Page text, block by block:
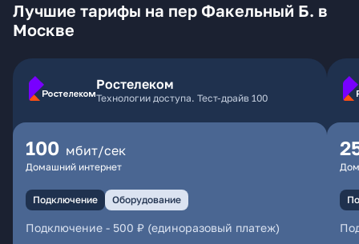
Лучшие тарифы на пер Факельный Б. в
Москве
Ростелеком
Технологии доступа. Тест-драйв 100
100 мбит/сек
Домашний интернет
Подключение Оборудование
Подключение - 500 ₽ (единоразовый платеж)